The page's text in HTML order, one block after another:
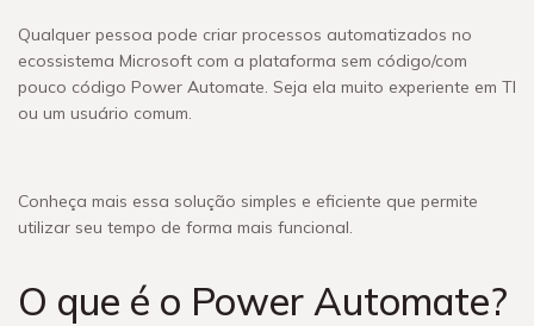
Qualquer pessoa pode criar processos automatizados no
ecossistema Microsoft com a plataforma sem código/com
pouco código Power Automate. Seja ela muito experiente em TI
ou um usuário comum.
Conheça mais essa solução simples e eficiente que permite
utilizar seu tempo de forma mais funcional.
O que é o Power Automate?